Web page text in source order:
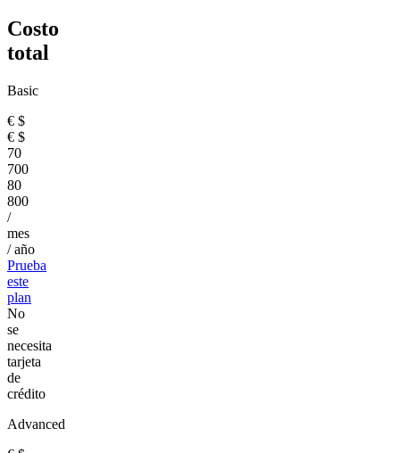
Costo
total
Basic
€ $
€ $
70
700
80
800
/
mes
/ año
Prueba
este
plan
No
se
necesita
tarjeta
de
crédito
Advanced